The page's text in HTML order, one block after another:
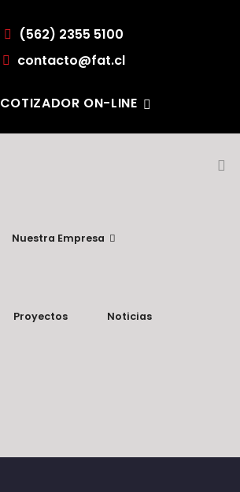
(562) 2355 5100
contacto@fat.cl
COTIZADOR ON-LINE
Nuestra Empresa
Proyectos Noticias